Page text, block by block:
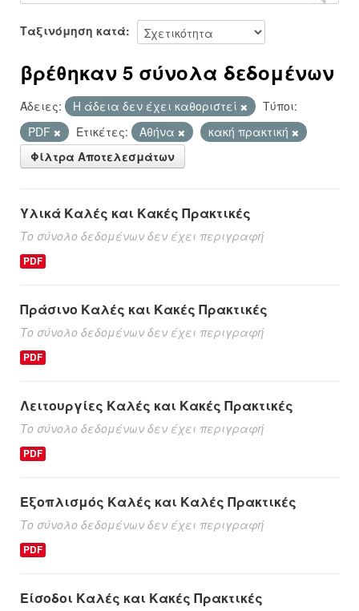
Ταξινόμηση κατά
βρέθηκαν 5 σύνολα δεδομένων
Άδειες: Η άδεια δεν έχει καθοριστεί
Τύποι:
PDF
Ετικέτες: Αθήνα
κακή πρακτική
Φίλτρα Αποτελεσμάτων
Υλικά Καλές και Κακές Πρακτικές
Το σύνολο δεδομένων δεν έχει περιγραφή
PDF
Πράσινο Καλές και Κακές Πρακτικές
Το σύνολο δεδομένων δεν έχει περιγραφή
PDF
Λειτουργίες Καλές και Κακές Πρακτικές
Το σύνολο δεδομένων δεν έχει περιγραφή
PDF
Εξοπλισμός Καλές και Καλές Πρακτικές
Το σύνολο δεδομένων δεν έχει περιγραφή
PDF
Είσοδοι Καλές και Κακές Πρακτικές